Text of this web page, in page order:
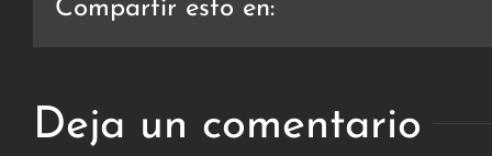
Compartir esto en:
Deja un comentario